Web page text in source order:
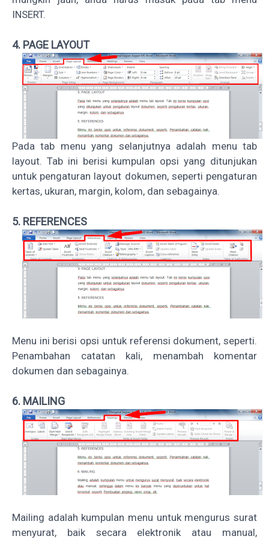
INSERT.
4. PAGE LAYOUT
Pada tab menu yang selanjutnya adalah menu tab
layout. Tab ini berisi kumpulan opsi yang ditunjukan
untuk pengaturan layout dokumen, seperti pengaturan
kertas, ukuran, margin, kolom, dan sebagainya.
5. REFERENCES
Menu ini berisi opsi untuk referensi dokument, seperti.
Penambahan catatan kali, menambah komentar
dokumen dan sebagainya.
6. MAILING
Mailing adalah kumpulan menu untuk mengurus surat
menyurat, baik secara elektronik atau manual,